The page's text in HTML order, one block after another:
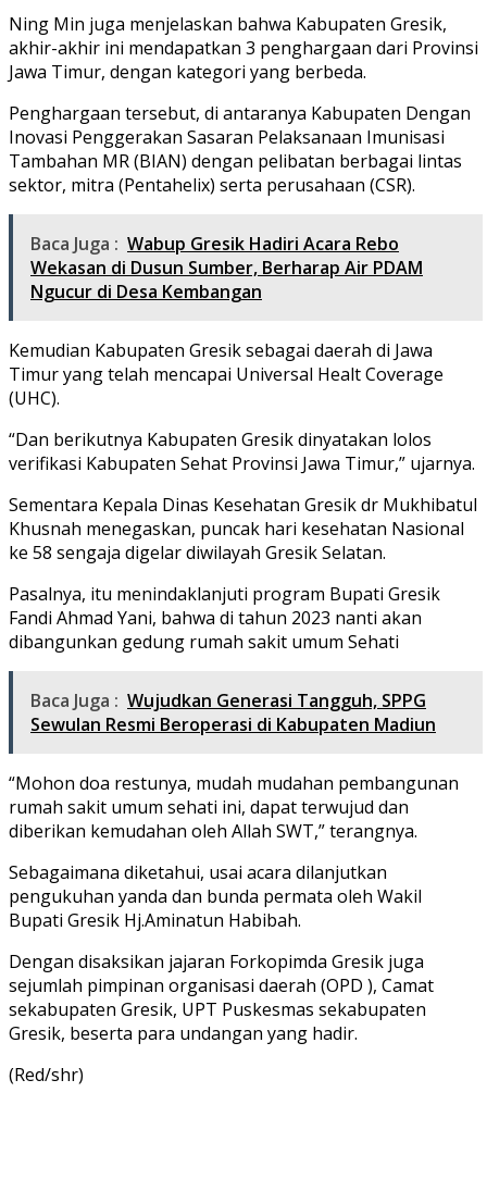
Ning Min juga menjelaskan bahwa Kabupaten Gresik,
akhir-akhir ini mendapatkan 3 penghargaan dari Provinsi
Jawa Timur, dengan kategori yang berbeda.
Penghargaan tersebut, di antaranya Kabupaten Dengan
Inovasi Penggerakan Sasaran Pelaksanaan Imunisasi
Tambahan MR (BIAN) dengan pelibatan berbagai lintas
sektor, mitra (Pentahelix) serta perusahaan (CSR).
Baca Juga : Wabup Gresik Hadiri Acara Rebo
Wekasan di Dusun Sumber, Berharap Air PDAM
Ngucur di Desa Kembangan
Kemudian Kabupaten Gresik sebagai daerah di Jawa
Timur yang telah mencapai Universal Healt Coverage
(UHC).
“Dan berikutnya Kabupaten Gresik dinyatakan lolos
verifikasi Kabupaten Sehat Provinsi Jawa Timur,” ujarnya.
Sementara Kepala Dinas Kesehatan Gresik dr Mukhibatul
Khusnah menegaskan, puncak hari kesehatan Nasional
ke 58 sengaja digelar diwilayah Gresik Selatan.
Pasalnya, itu menindaklanjuti program Bupati Gresik
Fandi Ahmad Yani, bahwa di tahun 2023 nanti akan
dibangunkan gedung rumah sakit umum Sehati
Baca Juga : Wujudkan Generasi Tangguh, SPPG
Sewulan Resmi Beroperasi di Kabupaten Madiun
“Mohon doa restunya, mudah mudahan pembangunan
rumah sakit umum sehati ini, dapat terwujud dan
diberikan kemudahan oleh Allah SWT,” terangnya.
Sebagaimana diketahui, usai acara dilanjutkan
pengukuhan yanda dan bunda permata oleh Wakil
Bupati Gresik Hj.Aminatun Habibah.
Dengan disaksikan jajaran Forkopimda Gresik juga
sejumlah pimpinan organisasi daerah (OPD ), Camat
sekabupaten Gresik, UPT Puskesmas sekabupaten
Gresik, beserta para undangan yang hadir.
(Red/shr)